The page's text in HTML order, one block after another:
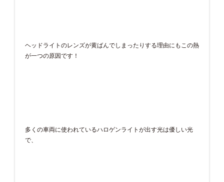
ヘッドライトのレンズが黄ばんでしまったりする理由にもこの熱
が一つの原因です！
多くの車両に使われているハロゲンライトが出す光は優しい光
で、